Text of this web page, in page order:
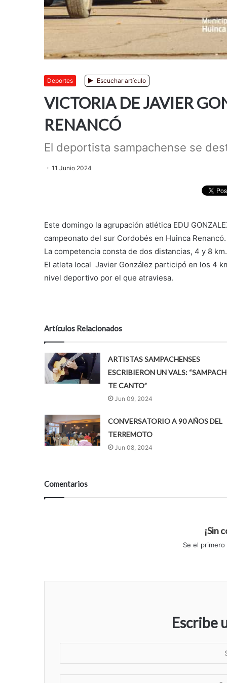
Deportes Escuchar artículo
VICTORIA DE JAVIER
RENANCÓ
El deportista sampachense se
11 Junio 2024
Este domingo la agrupación atlética EDU
campeonato del sur Cordobés en Huinca Renancó.
La competencia consta de dos distancias, 4 y 8 km.
El atleta local Javier González participó en los 4
nivel deportivo por el que atraviesa.
Artículos Relacionados
ARTISTAS SAMPACHENSES
ESCRIBIERON UN VALS:
TE CANTO”
Jun 09, 2024
CONVERSATORIO A 90 AÑOS DEL
TERREMOTO
Jun 08, 2024
Comentarios
¡Sin
Se el
Escribe